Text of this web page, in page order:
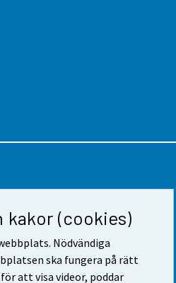
kakor (cookies)
Nödvändiga
ska fungera på rätt
att visa videor, poddar